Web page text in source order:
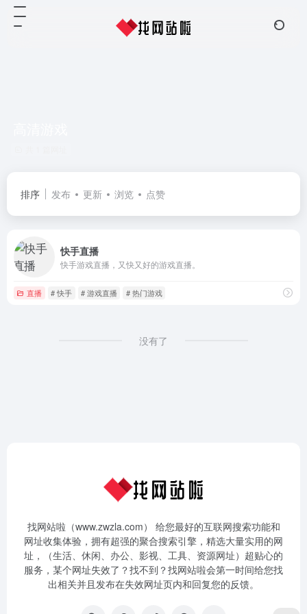
排序 发布 更新 浏览 点赞
快手直播
快手游戏直播，又快又好的游戏直播。
直播 # 快手 # 游戏直播 # 热门游戏
没有了
找网站啦（www.zwzla.com） 给您最好的互联网搜索功能和
网址收集体验，拥有超强的聚合搜索引擎，精选大量实用的网
址，（生活、休闲、办公、影视、工具、资源网址）超贴心的
服务，某个网址失效了？找不到？找网站啦会第一时间给您找
出相关并且发布在失效网址页内和回复您的反馈。